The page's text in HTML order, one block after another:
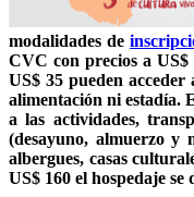
modalidades de
CVC con precios a US$
US$ 35 pueden acceder
alimentación ni estadía.
a las actividades,
(desayuno, almuerzo y
albergues, casas
US$ 160 el hospedaje se